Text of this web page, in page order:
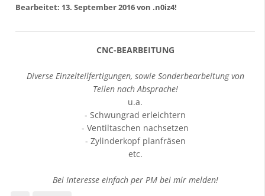
Bearbeitet: 13. September 2016von .n0iz4!
CNC-BEARBEITUNG
Diverse Einzelteilfertigungen, sowie Sonderbearbeitung von
Teilen nach Absprache!
u.a.
- Schwungrad erleichtern
- Ventiltaschen nachsetzen
- Zylinderkopf planfräsen
etc.
Bei Interesse einfach per PM bei mir melden!